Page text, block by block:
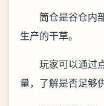
筒仓是谷仓内
生产的干草。
玩家可以通过
量，了解是否足够